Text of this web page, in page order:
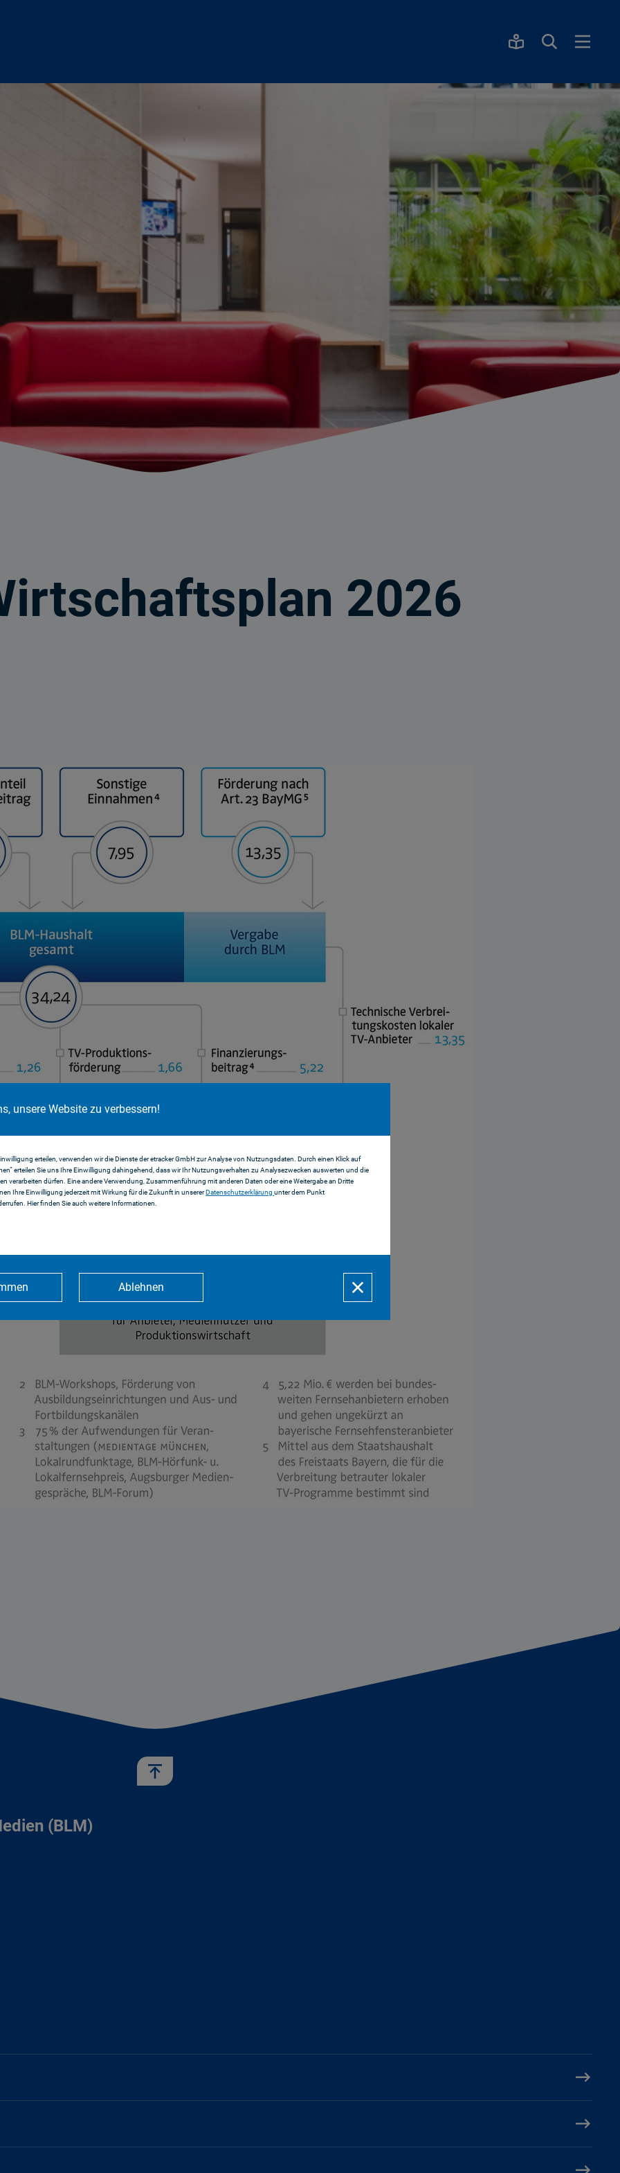
unsere Website zu verbessern!
erteilen, verwenden wir die Dienste der etracker GmbH zur Analyse von Nutzungsdaten. Durch einen Klick auf
erteilen Sie uns Ihre Einwilligung dahingehend, dass wir Ihr Nutzungsverhalten zu Analysezwecken auswerten und die
verarbeiten dürfen. Eine andere Verwendung, Zusammenführung mit anderen Daten oder eine Weitergabe an Dritte
Ihre Einwilligung jederzeit mit Wirkung für die Zukunft in unsererDatenschutzerklärung unter dem Punkt
Hier finden Sie auch weitere Informationen.
Ablehnen
2026
(BLM)